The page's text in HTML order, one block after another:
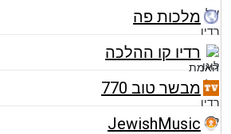
מלכות פה
רדיו קו ההלכה
מבשר טוב 770
JewishMusic